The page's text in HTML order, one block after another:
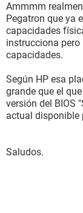
Ammmm
Pegatron que ya
capacidades
instrucciona
capacidades.
Según HP esa
grande que el
versión del BIOS
actual disponible
Saludos.